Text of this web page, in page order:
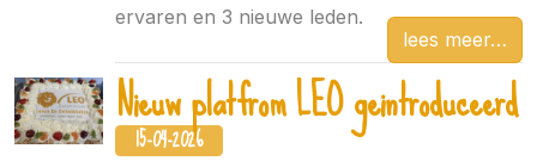
ervaren en 3 nieuwe leden.
lees meer
Nieuw platfrom LEO geintroduceerd
15-04-2026